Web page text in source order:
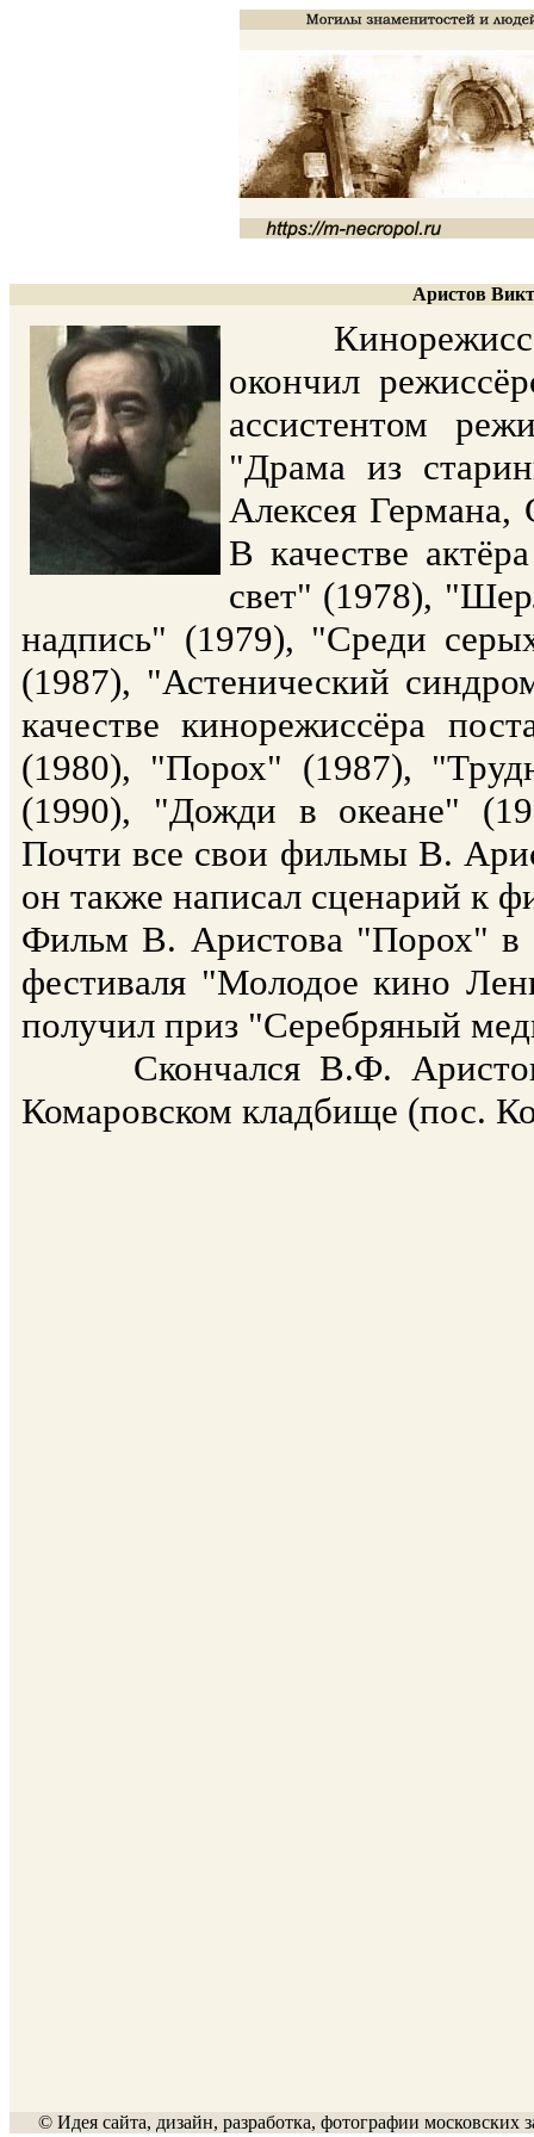
Аристов
окончил
ассистентом
"Драма из
Алексея
В качестве
свет" (1978),
надпись" (1979), "Среди
(1987), "Астенический
качестве кинорежиссёра
(1980), "Порох" (1987),
(1990), "Дожди в океане"
Почти все свои фильмы В.
он также написал сценарий к
Фильм В. Аристова "Порох" в
фестиваля "Молодое кино
получил приз "Серебряный
Скончался В.Ф. Аристов
Комаровском кладбище (пос.
© Идея сайта, дизайн, разработка, фотографии московских